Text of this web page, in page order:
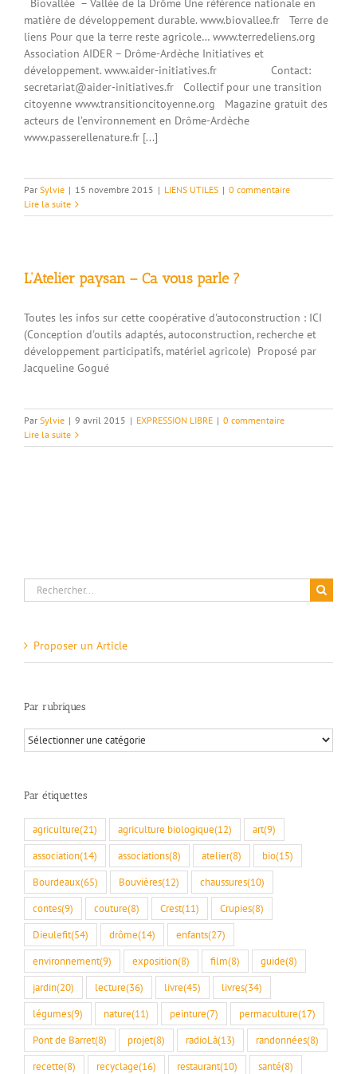
Biovallée – Vallée de la Drôme Une référence nationale en
matière de développement durable. www.biovallee.fr Terre de
liens Pour que la terre reste agricole… www.terredeliens.org
Association AIDER – Drôme-Ardèche Initiatives et
développement. www.aider-initiatives.fr Contact:
secretariat@aider-initiatives.fr Collectif pour une transition
citoyenne www.transitioncitoyenne.org Magazine gratuit des
acteurs de l’environnement en Drôme-Ardèche
www.passerellenature.fr [...]
Par Sylvie | 15 novembre 2015 | LIENS UTILES | 0 commentaire
Lire la suite
L’Atelier paysan – Ca vous parle ?
Toutes les infos sur cette coopérative d'autoconstruction : ICI
(Conception d'outils adaptés, autoconstruction, recherche et
développement participatifs, matériel agricole) Proposé par
Jacqueline Gogué
Par Sylvie | 9 avril 2015 | EXPRESSION LIBRE | 0 commentaire
Lire la suite
Rechercher:
Proposer un Article
Par rubriques
Par
rubriques
Par étiquettes
agriculture(21) agriculture biologique(12) art(9)
association(14) associations(8) atelier(8) bio(15)
Bourdeaux(65) Bouvières(12) chaussures(10)
contes(9) couture(8) Crest(11) Crupies(8)
Dieulefit(54) drôme(14) enfants(27)
environnement(9) exposition(8) film(8) guide(8)
jardin(20) lecture(36) livre(45) livres(34)
légumes(9) nature(11) peinture(7) permaculture(17)
Pont de Barret(8) projet(8) radioLà(13) randonnées(8)
recette(8) recyclage(16) restaurant(10) santé(8)